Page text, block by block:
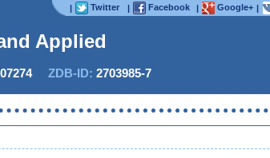
| Twitter | Facebook | Google+ |
Applied St
ZDB-ID: 2703985-7